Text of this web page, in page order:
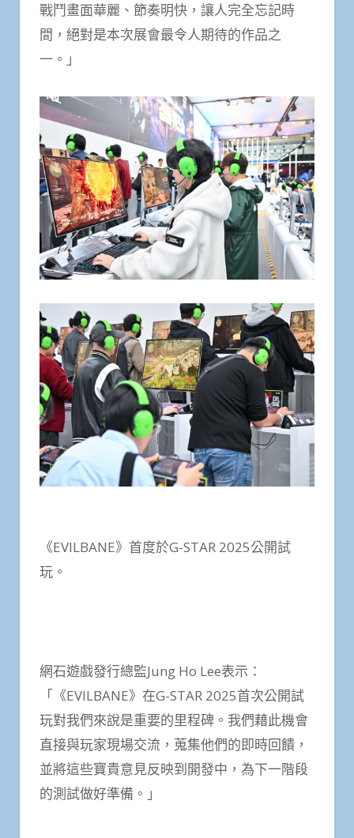
戰鬥畫面華麗、節奏明快，讓人完全忘記時
間，絕對是本次展會最令人期待的作品之
一。」
《EVILBANE》首度於G-STAR 2025公開試
玩。
網石遊戲發行總監Jung Ho Lee表示：
「《EVILBANE》在G-STAR 2025首次公開試
玩對我們來說是重要的里程碑。我們藉此機會
直接與玩家現場交流，蒐集他們的即時回饋，
並將這些寶貴意見反映到開發中，為下一階段
的測試做好準備。」